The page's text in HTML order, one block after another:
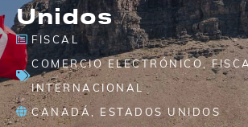
Unidos
FISCAL
COMERCIO ELECTRÓNICO ,
INTERNACIONAL
CANADÁ
ESTADOS UNIDOS